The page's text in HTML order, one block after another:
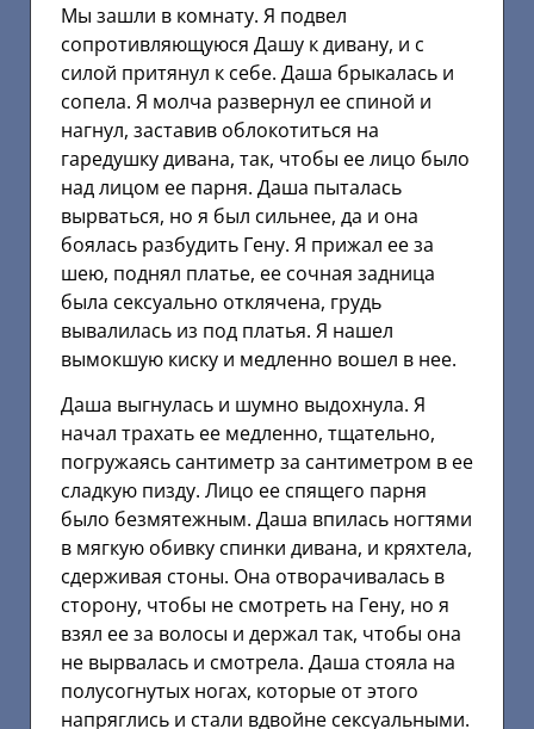
Мы зашли в комнату. Я подвел
сопротивляющуюся Дашу к дивану, и с
силой притянул к себе. Даша брыкалась и
сопела. Я молча развернул ее спиной и
нагнул, заставив облокотиться на
гаредушку дивана, так, чтобы ее лицо было
над лицом ее парня. Даша пыталась
вырваться, но я был сильнее, да и она
боялась разбудить Гену. Я прижал ее за
шею, поднял платье, ее сочная задница
была сексуально отклячена, грудь
вывалилась из под платья. Я нашел
вымокшую киску и медленно вошел в нее.
Даша выгнулась и шумно выдохнула. Я
начал трахать ее медленно, тщательно,
погружаясь сантиметр за сантиметром в ее
сладкую пизду. Лицо ее спящего парня
было безмятежным. Даша впилась ногтями
в мягкую обивку спинки дивана, и кряхтела,
сдерживая стоны. Она отворачивалась в
сторону, чтобы не смотреть на Гену, но я
взял ее за волосы и держал так, чтобы она
не вырвалась и смотрела. Даша стояла на
полусогнутых ногах, которые от этого
напряглись и стали вдвойне сексуальными.